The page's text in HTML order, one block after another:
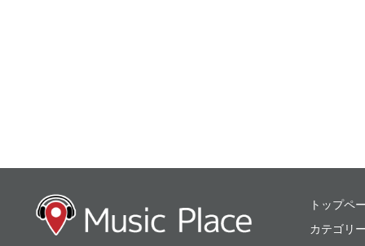
ミュージックプレ
トップペ
カテゴリ